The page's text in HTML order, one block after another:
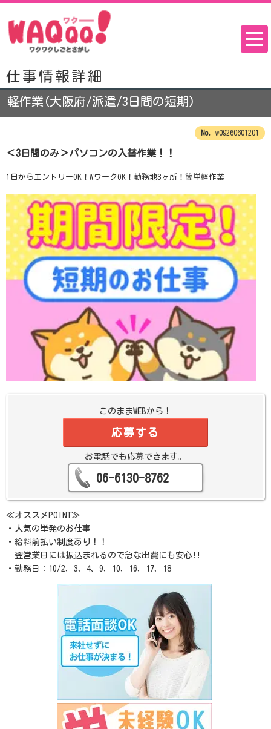
仕事情報詳細
軽作業(大阪府/派遣/3日間の短期)
w09260601201
＜3日間のみ＞パソコンの入替作業！！
1日からエントリーOK！WワークOK！勤務地3ヶ所！簡単軽作業
このままWEBから！
応募する
お電話でも応募できます。
06-6130-8762
≪オススメPOINT≫
・人気の単発のお仕事
・給料前払い制度あり！！
翌営業日には振込まれるので急な出費にも安心!!
・勤務日：10/2，3，4、9，10，16，17，18